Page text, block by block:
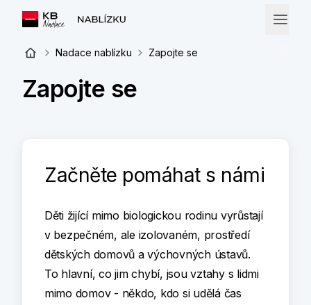
Nadace nablízku Zapojte se
Zapojte se
Začněte pomáhat s námi
Děti žijící mimo biologickou rodinu vyrůstají
v bezpečném, ale izolovaném, prostředí
dětských domovů a výchovných ústavů.
To hlavní, co jim chybí, jsou vztahy s lidmi
mimo domov - někdo, kdo si udělá čas